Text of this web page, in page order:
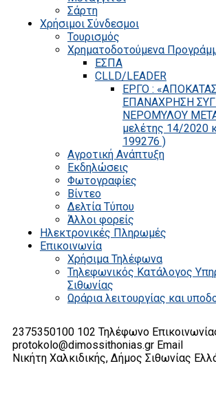
Σάρτη
Χρήσιμοι Σύνδεσμοι
Τουρισμός
Χρηματοδοτούμενα
ΕΣΠΑ
CLLD/LEADER
ΕΡΓΟ :
ΕΠΑΝΑΧΡΗΣΗ
ΝΕΡΟΜΥΛΟΥ
μελέτης 14/2020
199276 )
Αγροτική Ανάπτυξη
Εκδηλώσεις
Φωτογραφίες
Βίντεο
Δελτία Τύπου
Άλλοι φορείς
Ηλεκτρονικές Πληρωμές
Επικοινωνία
Χρήσιμα Τηλέφωνα
Τηλεφωνικός Κατάλογος
Σιθωνίας
Ωράρια λειτουργίας και
2375350100 102 Τηλέφωνο
protokolo@dimossithonias.gr Email
Νικήτη Χαλκιδικής, Δήμος Σιθωνίας